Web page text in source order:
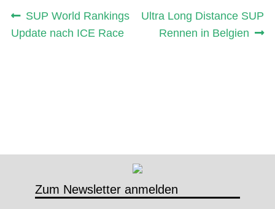
Zum Newsletter anmelden
Beitragsnavigation
Vorheriger
Beitrag:
SUP World Rankings
Update nach ICE Race
Nächster
Beitrag:
Ultra Long Distance SUP
Rennen in Belgien